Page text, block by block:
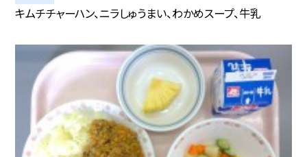
キムチチャーハン、ニラしゅうまい、わかめスープ、牛乳